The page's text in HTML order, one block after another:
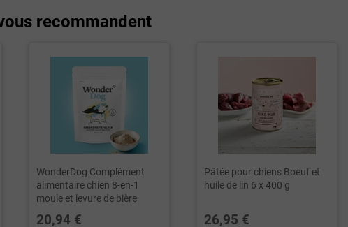
recommandent
WonderDog Complément
alimentaire chien 8-en-1
moule et levure de bière
20,94 €
Pâtée pour chiens Boeuf et
huile de lin 6 x 400 g
26,95 €